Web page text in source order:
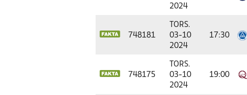
2024
748181
TORS.
03-10
2024
17:30
748175
TORS.
03-10
2024
19:00